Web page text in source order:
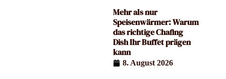
Mehr als nur
Speisenwärmer: Warum
das richtige Chafing
Dish Ihr Buffet prägen
kann
8. August 2026